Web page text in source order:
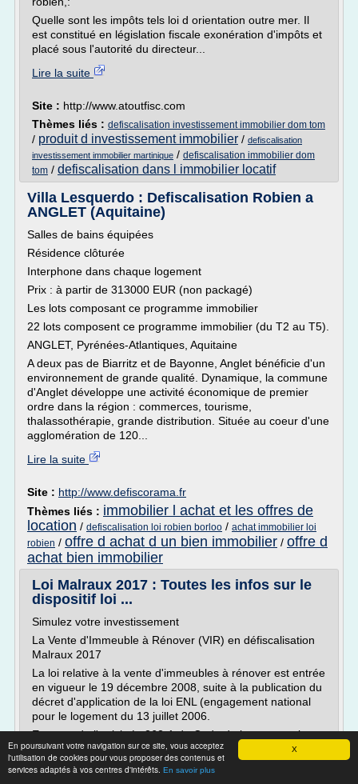
X
En poursuivant votre navigation sur ce site, vous acceptez
l'utilisation de cookies pour vous proposer des contenus et
services adaptés à vos centres d'intérêts. En savoir plus
Quelle sont les impôts tels loi d orientation outre mer. Il
est constitué en législation fiscale exonération d'impôts et
placé sous l'autorité du directeur...
Lire la suite
Site : http://www.atoutfisc.com
Thèmes liés : defiscalisation investissement immobilier dom tom
/ produit d investissement immobilier / defiscalisation
investissement immobilier martinique / defiscalisation immobilier dom
tom / defiscalisation dans l immobilier locatif
Villa Lesquerdo : Defiscalisation Robien a
ANGLET (Aquitaine)
Salles de bains équipées
Résidence clôturée
Interphone dans chaque logement
Prix : à partir de 313000 EUR (non packagé)
Les lots composant ce programme immobilier
22 lots composent ce programme immobilier (du T2 au T5).
ANGLET, Pyrénées-Atlantiques, Aquitaine
A deux pas de Biarritz et de Bayonne, Anglet bénéficie d'un
environnement de grande qualité. Dynamique, la commune
d'Anglet développe une activité économique de premier
ordre dans la région : commerces, tourisme,
thalassothérapie, grande distribution. Située au coeur d'une
agglomération de 120...
Lire la suite
Site : http://www.defiscorama.fr
Thèmes liés : immobilier l achat et les offres de
location / defiscalisation loi robien borloo / achat immobilier loi
robien / offre d achat d un bien immobilier / offre d
achat bien immobilier
Loi Malraux 2017 : Toutes les infos sur le
dispositif loi ...
Simulez votre investissement
La Vente d'Immeuble à Rénover (VIR) en défiscalisation
Malraux 2017
La loi relative à la vente d'immeubles à rénover est entrée
en vigueur le 19 décembre 2008, suite à la publication du
décret d'application de la loi ENL (engagement national
pour le logement du 13 juillet 2006.
En vertu de l'article L. 262-1 du Code de la construction et
de l'habitation,...
Lire la suite